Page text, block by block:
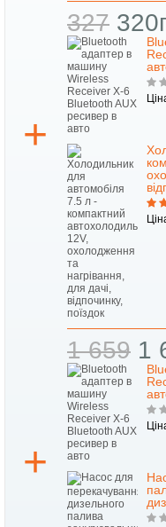
327
1 659 1